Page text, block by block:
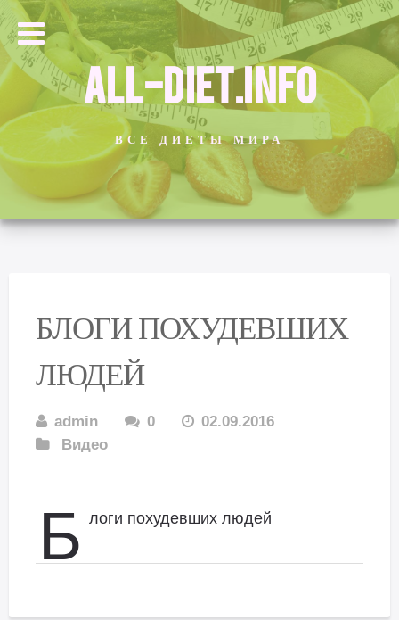
ALL-DIET.INFO
ВСЕ ДИЕТЫ МИРА
БЛОГИ ПОХУДЕВШИХ
ЛЮДЕЙ
admin 0
02.09.2016
Видео
Б логи похудевших людей